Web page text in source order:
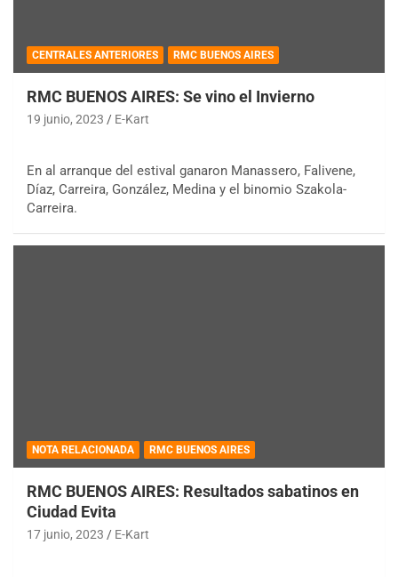
CENTRALES ANTERIORES RMC BUENOS AIRES
RMC BUENOS AIRES: Se vino el Invierno
19 junio, 2023 E-Kart
En al arranque del estival ganaron Manassero, Falivene,
Díaz, Carreira, González, Medina y el binomio Szakola-
Carreira.
NOTA RELACIONADA RMC BUENOS AIRES
RMC BUENOS AIRES: Resultados sabatinos en
Ciudad Evita
17 junio, 2023 E-Kart